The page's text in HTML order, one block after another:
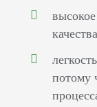
потому